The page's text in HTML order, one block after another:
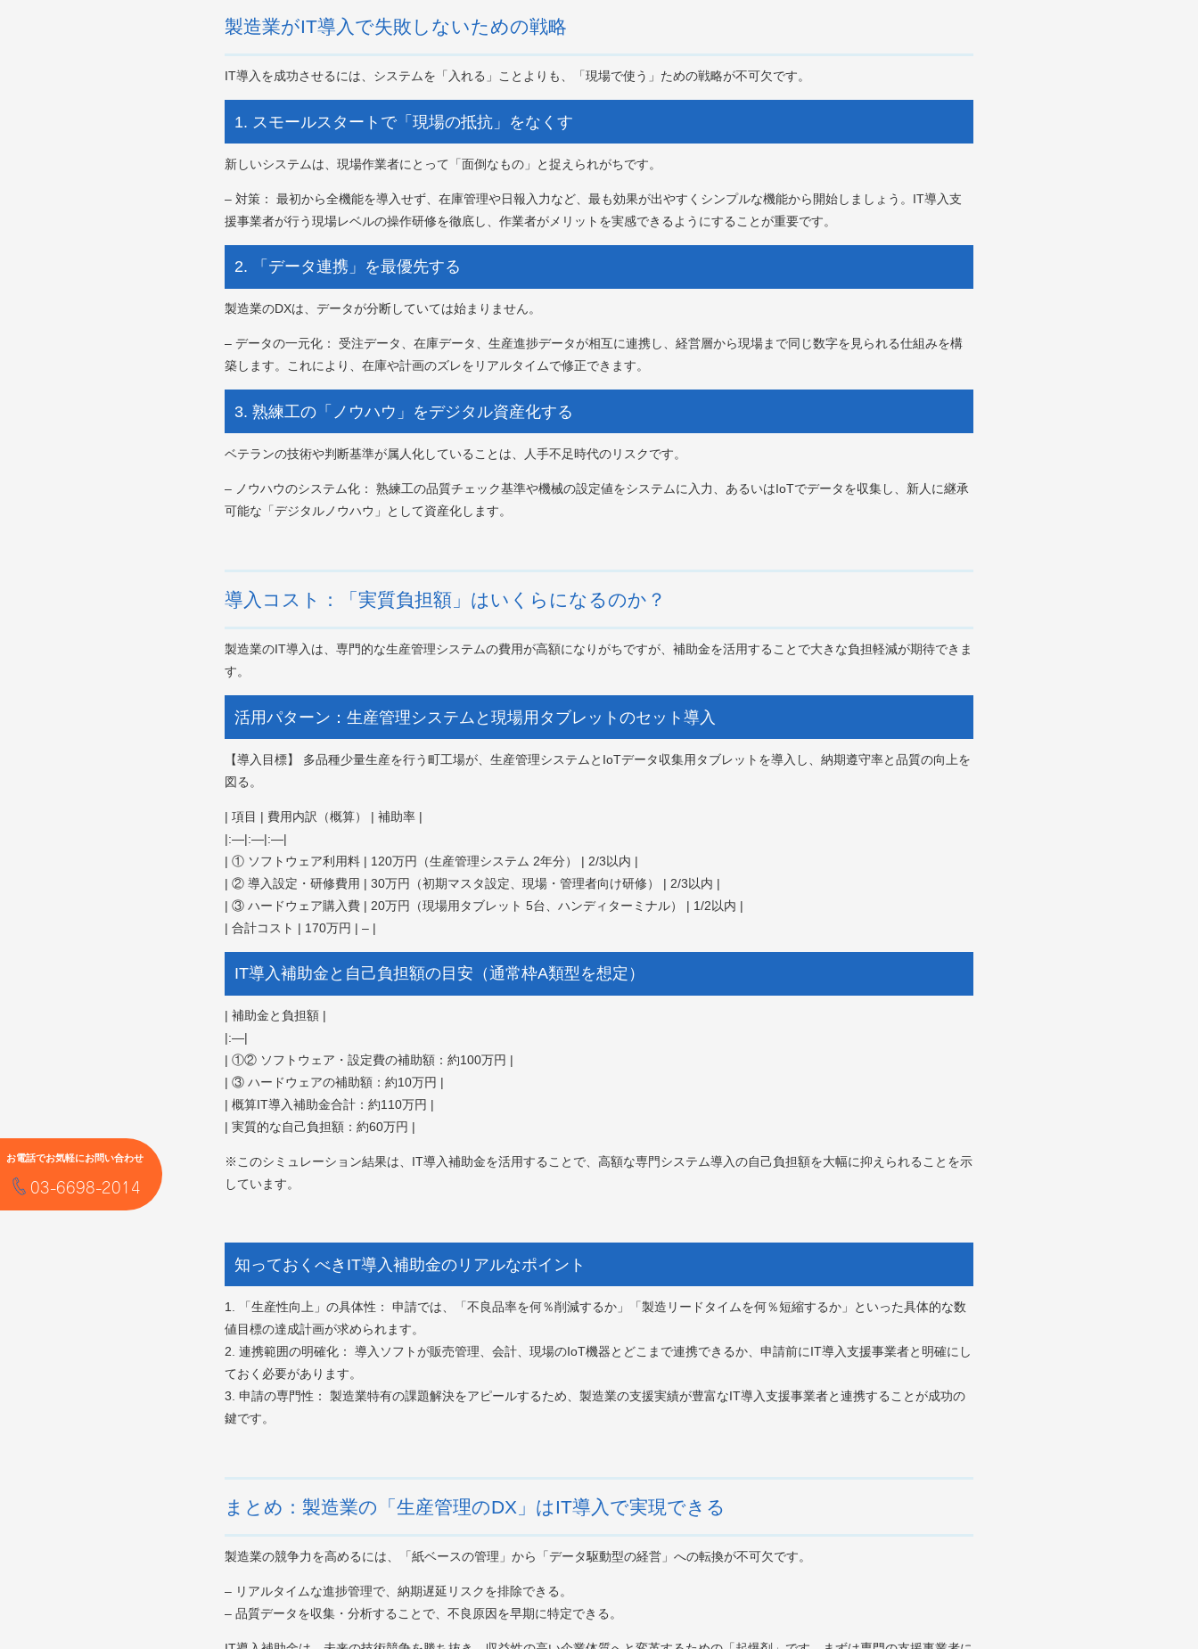
製造業がIT導入で失敗しないための戦略
IT導入を成功させるには、システムを「入れる」ことよりも、「現場で使う」ための戦略が不可欠です。
1. スモールスタートで「現場の抵抗」をなくす
新しいシステムは、現場作業者にとって「面倒なもの」と捉えられがちです。
– 対策： 最初から全機能を導入せず、在庫管理や日報入力など、最も効果が出やすくシンプルな機能から開始しましょう。IT導入支
援事業者が行う現場レベルの操作研修を徹底し、作業者がメリットを実感できるようにすることが重要です。
2. 「データ連携」を最優先する
製造業のDXは、データが分断していては始まりません。
– データの一元化： 受注データ、在庫データ、生産進捗データが相互に連携し、経営層から現場まで同じ数字を見られる仕組みを構
築します。これにより、在庫や計画のズレをリアルタイムで修正できます。
3. 熟練工の「ノウハウ」をデジタル資産化する
ベテランの技術や判断基準が属人化していることは、人手不足時代のリスクです。
– ノウハウのシステム化： 熟練工の品質チェック基準や機械の設定値をシステムに入力、あるいはIoTでデータを収集し、新人に継承
可能な「デジタルノウハウ」として資産化します。
導入コスト：「実質負担額」はいくらになるのか？
製造業のIT導入は、専門的な生産管理システムの費用が高額になりがちですが、補助金を活用することで大きな負担軽減が期待できま
す。
活用パターン：生産管理システムと現場用タブレットのセット導入
【導入目標】 多品種少量生産を行う町工場が、生産管理システムとIoTデータ収集用タブレットを導入し、納期遵守率と品質の向上を
図る。
| 項目 | 費用内訳（概算） | 補助率 |
|:—|:—|:—|
| ① ソフトウェア利用料 | 120万円（生産管理システム 2年分） | 2/3以内 |
| ② 導入設定・研修費用 | 30万円（初期マスタ設定、現場・管理者向け研修） | 2/3以内 |
| ③ ハードウェア購入費 | 20万円（現場用タブレット 5台、ハンディターミナル） | 1/2以内 |
| 合計コスト | 170万円 | – |
IT導入補助金と自己負担額の目安（通常枠A類型を想定）
| 補助金と負担額 |
|:—|
| ①② ソフトウェア・設定費の補助額：約100万円 |
| ③ ハードウェアの補助額：約10万円 |
| 概算IT導入補助金合計：約110万円 |
| 実質的な自己負担額：約60万円 |
※このシミュレーション結果は、IT導入補助金を活用することで、高額な専門システム導入の自己負担額を大幅に抑えられることを示
しています。
知っておくべきIT導入補助金のリアルなポイント
1. 「生産性向上」の具体性： 申請では、「不良品率を何％削減するか」「製造リードタイムを何％短縮するか」といった具体的な数
値目標の達成計画が求められます。
2. 連携範囲の明確化： 導入ソフトが販売管理、会計、現場のIoT機器とどこまで連携できるか、申請前にIT導入支援事業者と明確にし
ておく必要があります。
3. 申請の専門性： 製造業特有の課題解決をアピールするため、製造業の支援実績が豊富なIT導入支援事業者と連携することが成功の
鍵です。
まとめ：製造業の「生産管理のDX」はIT導入で実現できる
製造業の競争力を高めるには、「紙ベースの管理」から「データ駆動型の経営」への転換が不可欠です。
– リアルタイムな進捗管理で、納期遅延リスクを排除できる。
– 品質データを収集・分析することで、不良原因を早期に特定できる。
お電話でお気軽にお問い合わせ
03-6698-2014